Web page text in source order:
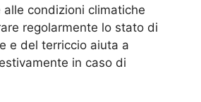
condizioni climatiche
regolarmente lo stato di
e del terriccio aiuta a
in caso di